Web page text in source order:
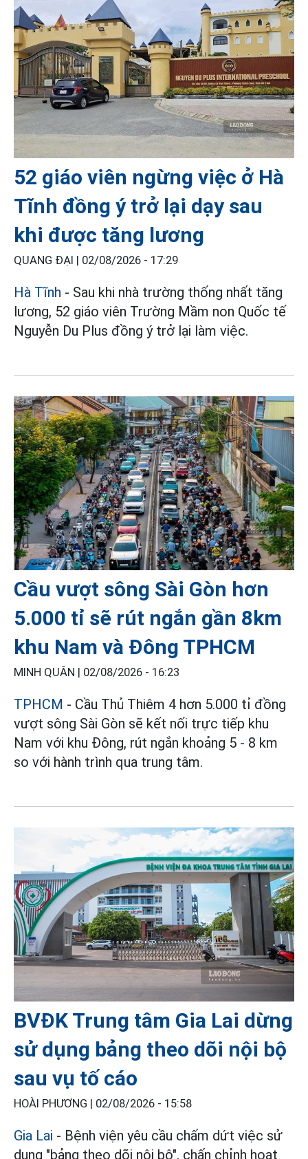
52 giáo viên ngừng việc ở Hà
Tĩnh đồng ý trở lại dạy sau
khi được tăng lương
QUANG ĐẠI | 02/08/2026 - 17:29
Hà Tĩnh - Sau khi nhà trường thống nhất tăng
lương, 52 giáo viên Trường Mầm non Quốc tế
Nguyễn Du Plus đồng ý trở lại làm việc.
Cầu vượt sông Sài Gòn hơn
5.000 tỉ sẽ rút ngắn gần 8km
khu Nam và Đông TPHCM
MINH QUÂN | 02/08/2026 - 16:23
TPHCM - Cầu Thủ Thiêm 4 hơn 5.000 tỉ đồng
vượt sông Sài Gòn sẽ kết nối trực tiếp khu
Nam với khu Đông, rút ngắn khoảng 5 - 8 km
so với hành trình qua trung tâm.
BVĐK Trung tâm Gia Lai dừng
sử dụng bảng theo dõi nội bộ
sau vụ tố cáo
HOÀI PHƯƠNG | 02/08/2026 - 15:58
Gia Lai - Bệnh viện yêu cầu chấm dứt việc sử
dụng "bảng theo dõi nội bộ", chấn chỉnh hoạt